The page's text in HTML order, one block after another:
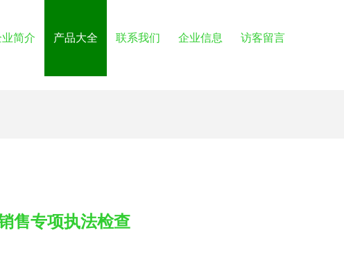
简介 产品大全 联系我们 企业信息 访客留言
售专项执法检查